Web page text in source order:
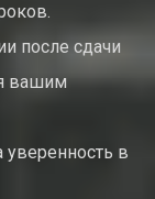
после сдачи
вашим
уверенность в